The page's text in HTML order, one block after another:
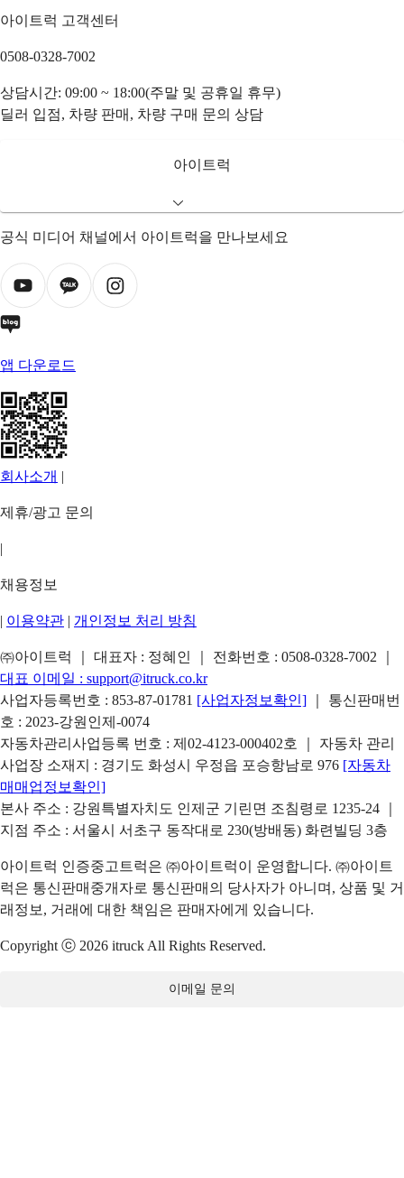
아이트럭 고객센터
0508-0328-7002
상담시간: 09:00 ~ 18:00(주말 및 공휴일 휴무)
딜러 입점, 차량 판매, 차량 구매 문의 상담
아이트럭
공식 미디어 채널에서 아이트럭을 만나보세요
앱 다운로드
회사소개 |
제휴/광고 문의
|
채용정보
| 이용약관 | 개인정보 처리 방침
㈜아이트럭 ｜ 대표자 : 정혜인 ｜ 전화번호 : 0508-0328-7002
대표 이메일 : support@itruck.co.kr
사업자등록번호 : 853-87-01781 [사업자정보확인]
｜ 통신판매번
호 : 2023-강원인제-0074
자동차관리사업등록 번호 : 제02-4123-000402호 ｜ 자동차 관리
사업장 소재지 : 경기도 화성시 우정읍 포승항남로 976 [자동차
매매업정보확인]
본사 주소 : 강원특별자치도 인제군 기린면 조침령로 1235-24 ｜
지점 주소 : 서울시 서초구 동작대로 230(방배동) 화련빌딩 3층
아이트럭 인증중고트럭은 ㈜아이트럭이 운영합니다. ㈜아이트
럭은 통신판매중개자로 통신판매의 당사자가 아니며, 상품 및 거
래정보, 거래에 대한 책임은 판매자에게 있습니다.
Copyright ⓒ 2026 itruck All Rights Reserved.
이메일 문의